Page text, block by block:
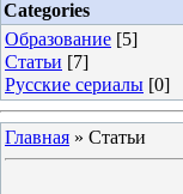
Categories
Образование [5]
Статьи [7]
Русские сериалы [0]
Главная » Статьи